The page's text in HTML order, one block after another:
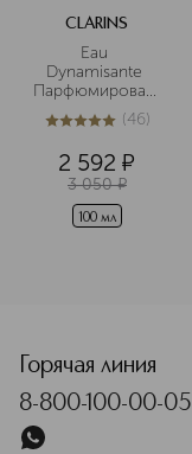
CLARINS
Eau
Dynamisante
Парфюмированный
дезодорант-
спрей
5из 546 (46)
2 592 ¤
3 050 ¤
100 мл
Горячая линия
8-800-100-00-05